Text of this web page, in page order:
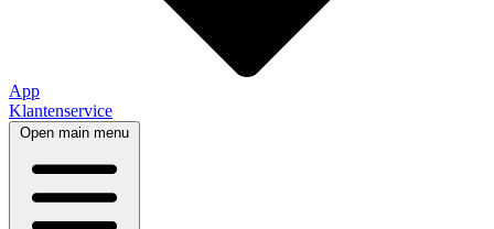
App
Klantenservice
Open main menu